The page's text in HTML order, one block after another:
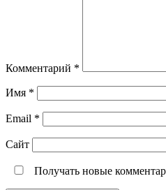
Комментарий *
Имя *
Email *
Сайт
Получать новые